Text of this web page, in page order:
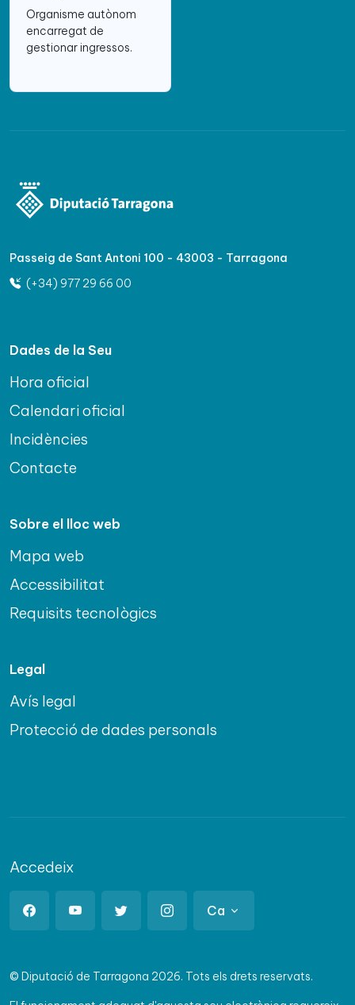
Organisme autònom
encarregat de
gestionar ingressos.
Passeig de Sant Antoni 100 - 43003 - Tarragona
(+34) 977 29 66 00
Dades de la Seu
Hora oficial
Calendari oficial
Incidències
Contacte
Sobre el lloc web
Mapa web
Accessibilitat
Requisits tecnològics
Legal
Avís legal
Protecció de dades personals
Accedeix
Ca
© Diputació de Tarragona 2026. Tots els drets reservats.